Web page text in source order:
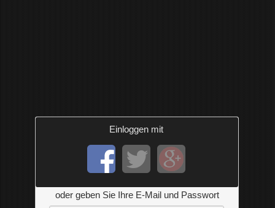
Einloggen mit
oder geben Sie Ihre E-Mail und Passwort